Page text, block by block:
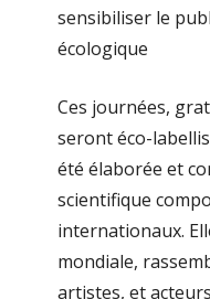
sensibiliser le
écologique
Ces journées,
seront éco-
été élaborée et
scientifique
internationaux.
mondiale,
artistes, et